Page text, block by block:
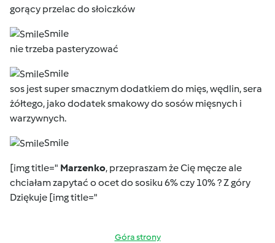
gorący przelac do słoiczków
Smile
nie trzeba pasteryzować
Smile
sos jest super smacznym dodatkiem do mięs, wędlin, sera
żółtego, jako dodatek smakowy do sosów mięsnych i
warzywnych.
Smile
[img title=" Marzenko, przepraszam że Cię męcze ale
chciałam zapytać o ocet do sosiku 6% czy 10% ? Z góry
Dziękuje [img title="
Góra strony